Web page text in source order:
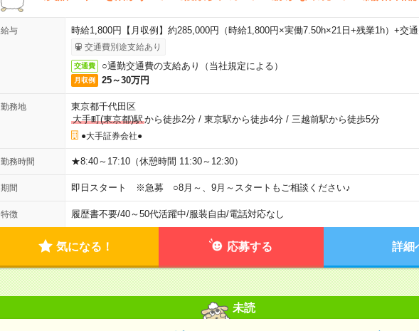
給与 時給1,800円【月収例】約285,000円（時給1,800円×実働7.50h×21日+残業1h）+交
交通費別途支給あり
交通費 ○通勤交通費の支給あり（当社規定による）
月収例 25～30万円
勤務地
東京都千代田区
大手町(東京都)駅から徒歩2分/ 東京駅から徒歩4分/ 三越前駅から徒歩5分
●大手証券会社●
勤務時間 ★8:40～17:10（休憩時間 11:30～12:30）
期間 即日スタート ※急募 ○8月～、9月～スタートもご相談ください♪
特徴 履歴書不要/40～50代活躍中/服装自由/電話対応なし
気になる！ 応募する 詳細
未読